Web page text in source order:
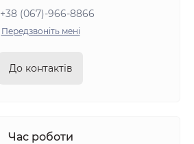
+38 (067)-966-8866
Передзвоніть мені
До контактів
Час роботи